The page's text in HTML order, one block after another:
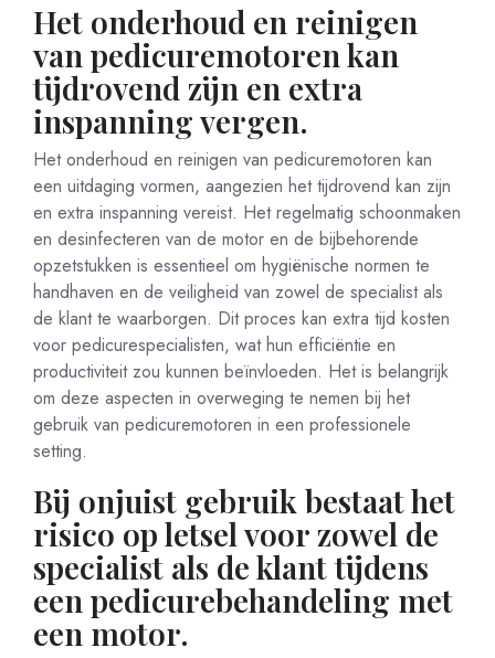
Het onderhoud en reinigen
van pedicuremotoren kan
tijdrovend zijn en extra
inspanning vergen.
Het onderhoud en reinigen van pedicuremotoren kan
een uitdaging vormen, aangezien het tijdrovend kan zijn
en extra inspanning vereist. Het regelmatig schoonmaken
en desinfecteren van de motor en de bijbehorende
opzetstukken is essentieel om hygiënische normen te
handhaven en de veiligheid van zowel de specialist als
de klant te waarborgen. Dit proces kan extra tijd kosten
voor pedicurespecialisten, wat hun efficiëntie en
productiviteit zou kunnen beïnvloeden. Het is belangrijk
om deze aspecten in overweging te nemen bij het
gebruik van pedicuremotoren in een professionele
setting.
Bij onjuist gebruik bestaat het
risico op letsel voor zowel de
specialist als de klant tijdens
een pedicurebehandeling met
een motor.